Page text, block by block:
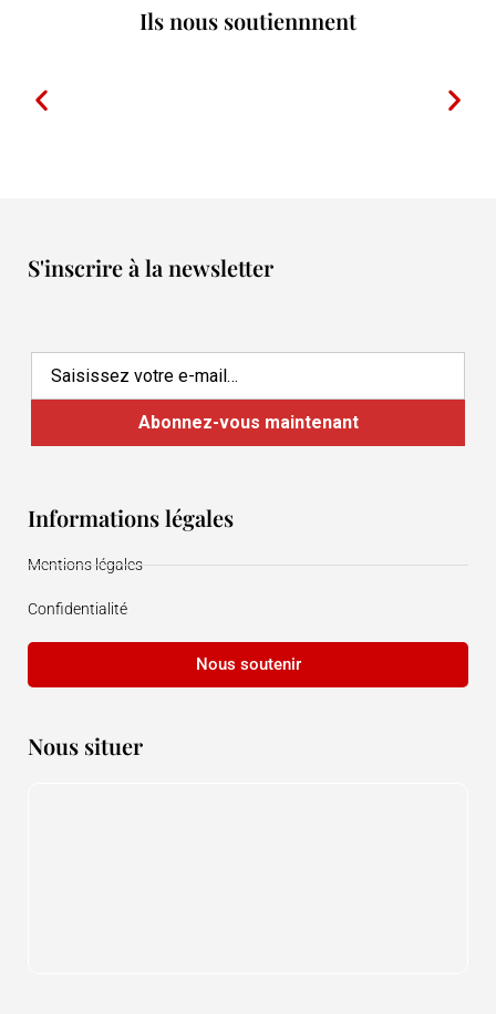
Ils nous soutiennnent
S'inscrire à la newsletter
Informations légales
Mentions légales
Confidentialité
Nous soutenir
Nous situer